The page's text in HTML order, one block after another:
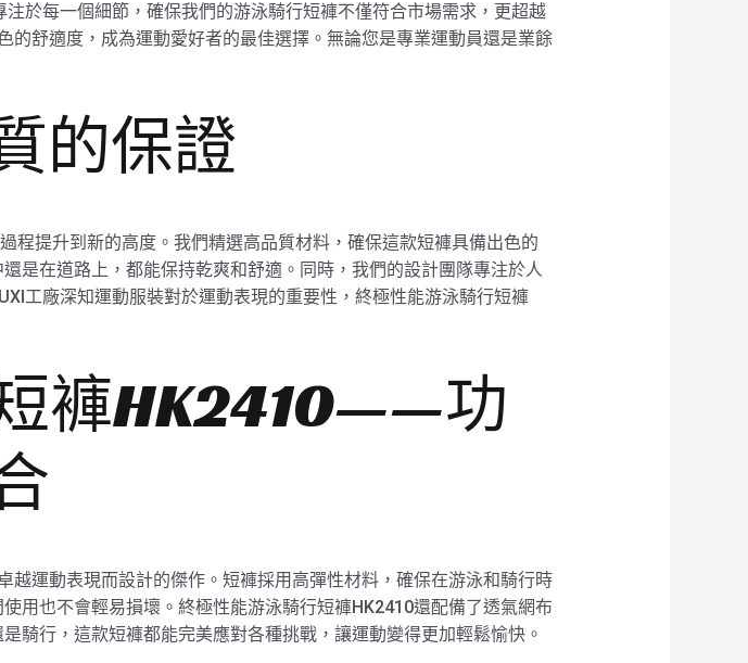
於每一個細節，確保我們的游泳騎行短褲不僅符合市場需求，更超越
舒適度，成為運動愛好者的最佳選擇。無論您是專業運動員還是業餘
的保證
程提升到新的高度。我們精選高品質材料，確保這款短褲具備出色的
是在道路上，都能保持乾爽和舒適。同時，我們的設計團隊專注於人
工廠深知運動服裝對於運動表現的重要性，終極性能游泳騎行短褲
褲HK2410——功
運動表現而設計的傑作。短褲採用高彈性材料，確保在游泳和騎行時
用也不會輕易損壞。終極性能游泳騎行短褲HK2410還配備了透氣網布
騎行，這款短褲都能完美應對各種挑戰，讓運動變得更加輕鬆愉快。